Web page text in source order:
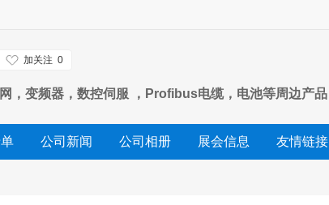
加关注 0
，变频器，数控伺服 ，Profibus电缆，电池等周边产品
公司新闻 公司相册 展会信息 友情链接